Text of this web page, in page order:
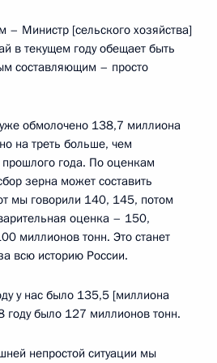
Министр [сельского хозяйства]
в текущем году обещает быть
составляющим – просто
обмолочено 138,7 миллиона
на треть больше, чем
года. По оценкам
зерна может составить
мы говорили 140, 145, потом
оценка – 150,
миллионов тонн. Это станет
всю историю России.
у нас было 135,5 [миллиона
было 127 миллионов тонн.
непростой ситуации мы